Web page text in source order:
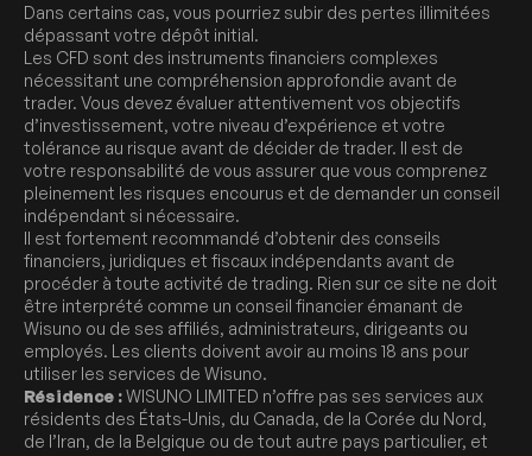
Dans certains cas, vous pourriez subir des pertes illimitées
dépassant votre dépôt initial.
Les CFD sont des instruments financiers complexes
nécessitant une compréhension approfondie avant de
trader. Vous devez évaluer attentivement vos objectifs
d’investissement, votre niveau d’expérience et votre
tolérance au risque avant de décider de trader. Il est de
votre responsabilité de vous assurer que vous comprenez
pleinement les risques encourus et de demander un conseil
indépendant si nécessaire.
Il est fortement recommandé d’obtenir des conseils
financiers, juridiques et fiscaux indépendants avant de
procéder à toute activité de trading. Rien sur ce site ne doit
être interprété comme un conseil financier émanant de
Wisuno ou de ses affiliés, administrateurs, dirigeants ou
employés. Les clients doivent avoir au moins 18 ans pour
utiliser les services de Wisuno.
Résidence :WISUNO LIMITED n’offre pas ses services aux
résidents des États-Unis, du Canada, de la Corée du Nord,
de l’Iran, de la Belgique ou de tout autre pays particulier, et